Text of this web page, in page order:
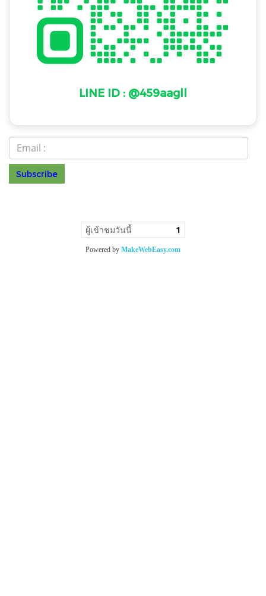
LINE ID : @459aagll
Subscribe
ผู้เข้าชมวันนี้ 1
Powered by MakeWebEasy.com